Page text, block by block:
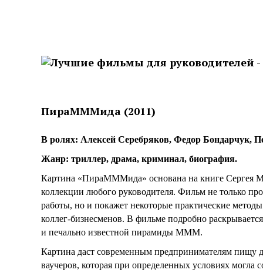
ПираМММида (2011)
В ролях: Алексей Серебряков, Федор Бондарчук,
Жанр: триллер, драма, криминал, биография.
Картина «ПираМММида» основана на книге Сергея
коллекции любого руководителя. Фильм не только
работы, но и покажет некоторые практические
коллег-бизнесменов. В фильме подробно
и печально известной пирамиды МММ.
Картина даст современным предпринимателям пищу
ваучеров, которая при определенных условиях